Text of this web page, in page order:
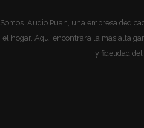
Somos Audio Puan, una empresa
el hogar. Aquí encontrara la mas alta
y fidelidad del